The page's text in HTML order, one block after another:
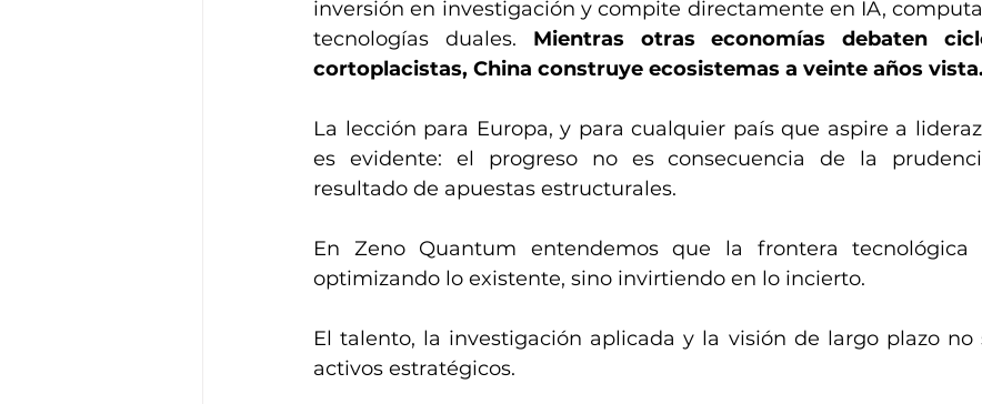
inversión en investigación y compite directamente en IA,
tecnologías duales. Mientras otras economías debaten
cortoplacistas, China construye ecosistemas a veinte años vista.
La lección para Europa, y para cualquier país que aspire a
es evidente: el progreso no es consecuencia de la
resultado de apuestas estructurales.
En Zeno Quantum entendemos que la frontera tecnológica
optimizando lo existente, sino invirtiendo en lo incierto.
El talento, la investigación aplicada y la visión de largo plazo no
activos estratégicos.